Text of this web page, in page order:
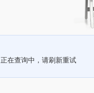
正在查询中，请刷新重试